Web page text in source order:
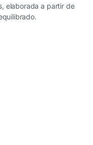
elaborada a partir de